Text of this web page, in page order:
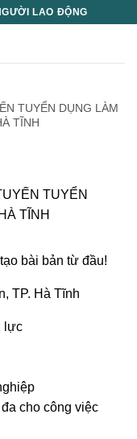
LAO ĐỘNG
TUYỂN DỤNG LÀM
TĨNH
TUYỂN
TĨNH
bài bản từ đầu!
TP. Hà Tĩnh
lực
cho công việc